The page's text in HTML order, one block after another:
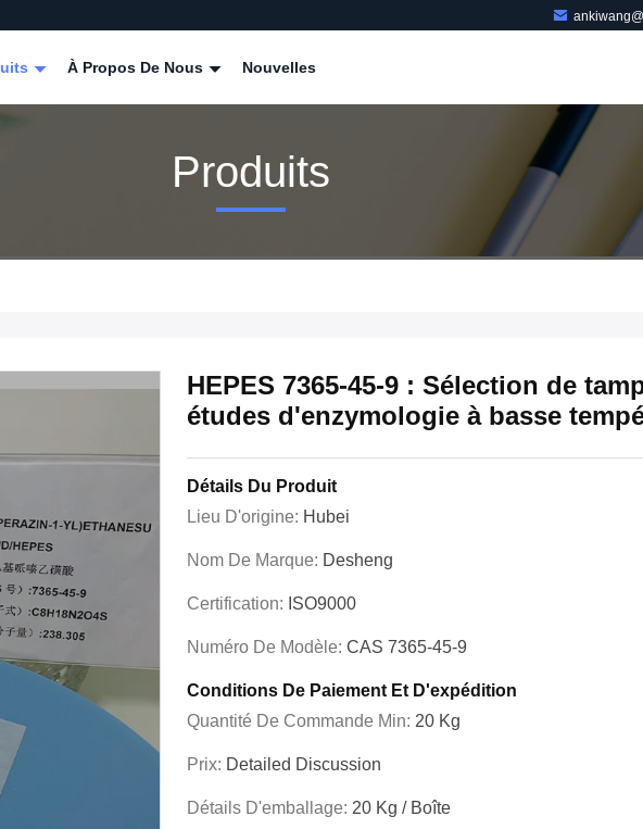
À Propos De Nous Nouvelles
Produits
HEPES 7365-45-9 : Sélection de
études d'enzymologie à basse
Détails Du Produit
Lieu D'origine: Hubei
Nom De Marque: Desheng
Certification: ISO9000
Numéro De Modèle: CAS 7365-45-9
Conditions De Paiement Et D'expédition
Quantité De Commande Min: 20 Kg
Prix: Detailed Discussion
Détails D'emballage: 20 Kg / Boîte